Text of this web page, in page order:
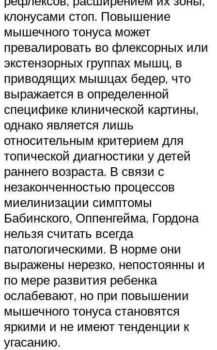
клонусами стоп. Повышение
мышечного тонуса может
превалировать во флексорных или
экстензорных группах мышц, в
приводящих мышцах бедер, что
выражается в определенной
специфике клинической картины,
однако является лишь
относительным критерием для
топической диагностики у детей
раннего возраста. В связи с
незаконченностью процессов
миелинизации симптомы
Бабинского, Оппенгейма, Гордона
нельзя считать всегда
патологическими. В норме они
выражены нерезко, непостоянны и
по мере развития ребенка
ослабевают, но при повышении
мышечного тонуса становятся
яркими и не имеют тенденции к
угасанию.